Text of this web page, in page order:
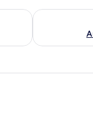
Nacht, Aug. 6
Überprüfe
Hotelzimmer mit einem